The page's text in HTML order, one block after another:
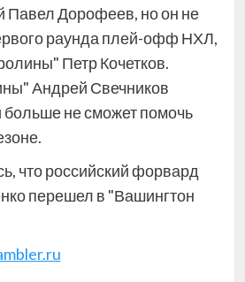
Павел Дорофеев, но он не
раунда плей-офф НХЛ,
Петр Кочетков.
Андрей Свечников
больше не сможет помочь
что российский форвард
перешел в "Вашингтон